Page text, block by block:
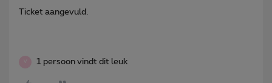
Ticket aangevuld.
1 persoon vindt dit leuk